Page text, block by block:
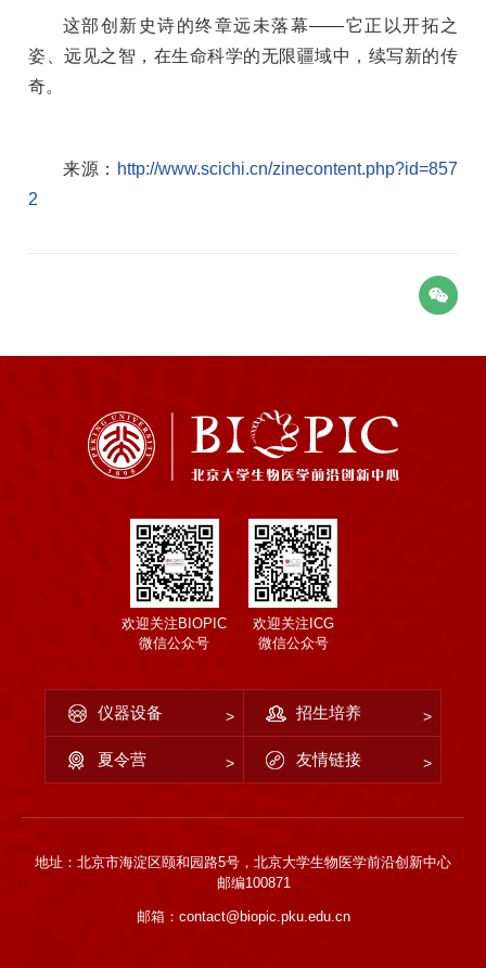
这部创新史诗的终章远未落幕——它正以开拓之
姿、远见之智，在生命科学的无限疆域中，续写新的传
奇。
来源： http://www.scichi.cn/zinecontent.php?id=857
2
欢迎关注BIOPIC
微信公众号
欢迎关注ICG
微信公众号
仪器设备 招生培养
夏令营 友情链接
地址：北京市海淀区颐和园路5号，北京大学生物医学前沿创新中心
邮编100871
邮箱：contact@biopic.pku.edu.cn